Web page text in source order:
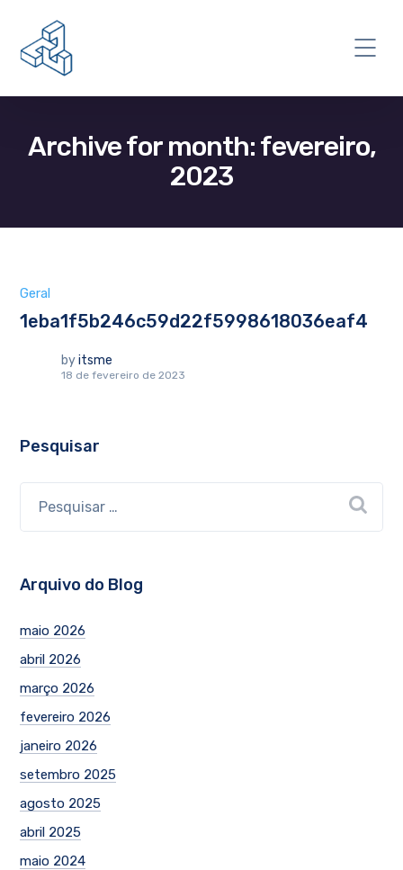
Archive for month: fevereiro,
2023
Geral
1eba1f5b246c59d22f5998618036eaf4
by itsme
18 de fevereiro de 2023
Pesquisar
Arquivo do Blog
maio 2026
abril 2026
março 2026
fevereiro 2026
janeiro 2026
setembro 2025
agosto 2025
abril 2025
maio 2024